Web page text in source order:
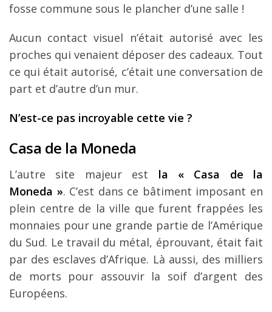
fosse commune sous le plancher d’une salle !
Aucun contact visuel n’était autorisé avec les
proches qui venaient déposer des cadeaux. Tout
ce qui était autorisé, c’était une conversation de
part et d’autre d’un mur.
N’est-ce pas incroyable cette vie ?
Casa de la Moneda
L’autre site majeur est la « Casa de la
Moneda ». C’est dans ce bâtiment imposant en
plein centre de la ville que furent frappées les
monnaies pour une grande partie de l’Amérique
du Sud. Le travail du métal, éprouvant, était fait
par des esclaves d’Afrique. Là aussi, des milliers
de morts pour assouvir la soif d’argent des
Européens.